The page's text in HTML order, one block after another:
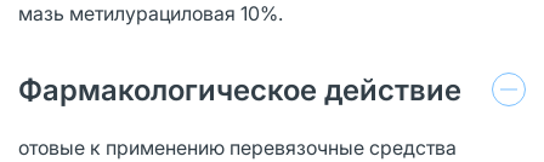
мазь метилурациловая 10%.
Фармакологическое действие
отовые к применению перевязочные средства